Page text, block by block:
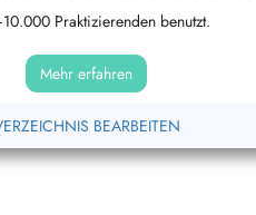
Praktizierenden benutzt.
Mehr erfahren
BEARBEITEN